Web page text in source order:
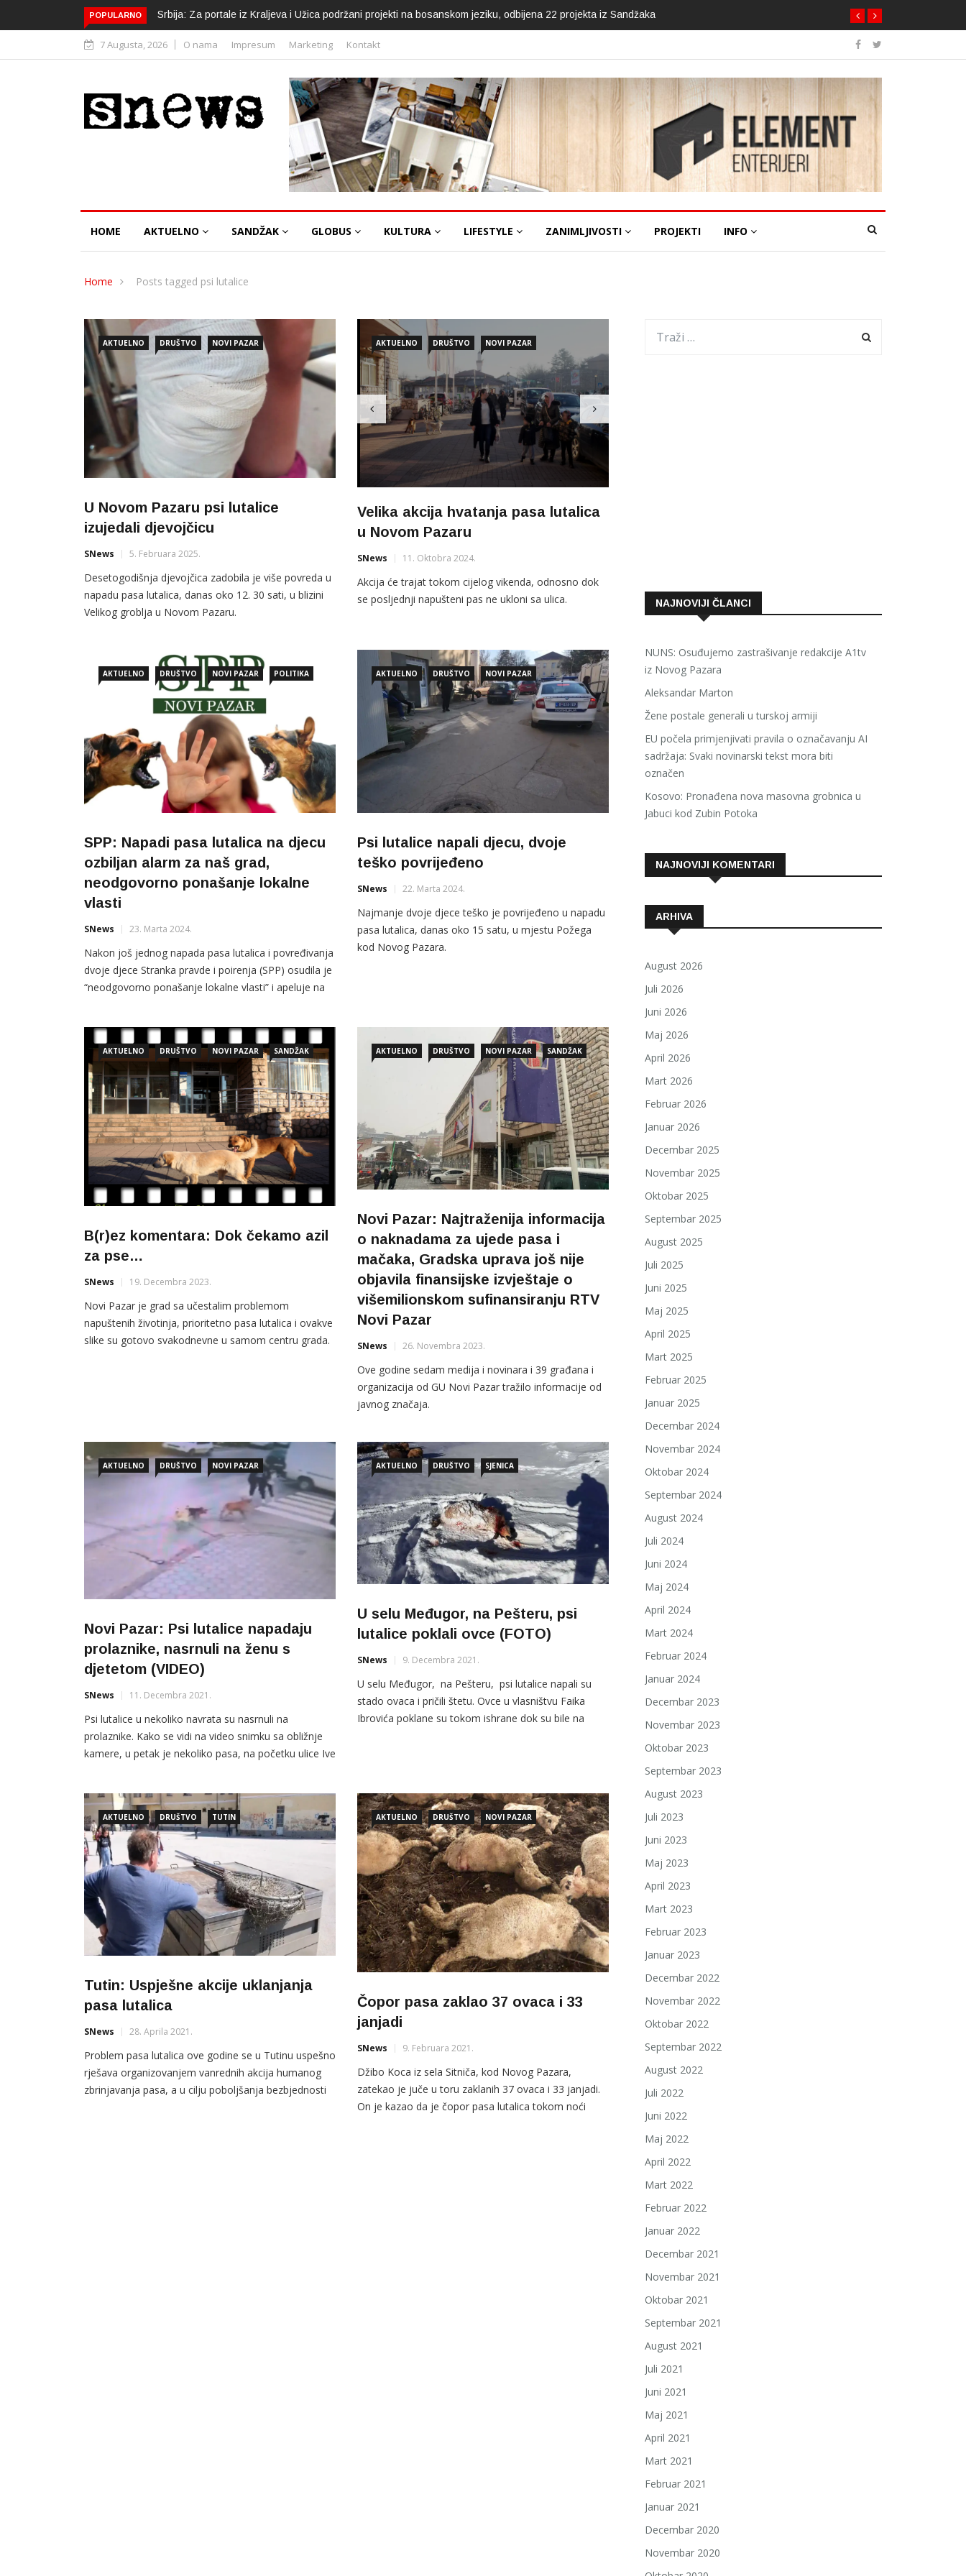
POPULARNO Srbija: Za portale iz Kraljeva i Užica podržani projekti na bosanskom jeziku, odbijena 22 projekta iz Sandžaka
7 Augusta, 2026 O nama Impresum Marketing Kontakt
HOME AKTUELNO SANDŽAK GLOBUS KULTURA LIFESTYLE ZANIMLJIVOSTI PROJEKTI INFO
Home Posts tagged psi lutalice
AKTUELNO DRUŠTVO NOVI PAZAR
U Novom Pazaru psi lutalice
izujedali djevojčicu
SNews 5. Februara 2025.
Desetogodišnja djevojčica zadobila je više povreda u
napadu pasa lutalica, danas oko 12. 30 sati, u blizini
Velikog groblja u Novom Pazaru.
AKTUELNO DRUŠTVO NOVI PAZAR
Velika akcija hvatanja pasa lutalica
u Novom Pazaru
SNews 11. Oktobra 2024.
Akcija će trajat tokom cijelog vikenda, odnosno dok
se posljednji napušteni pas ne ukloni sa ulica.
AKTUELNO DRUŠTVO NOVI PAZAR POLITIKA
SPP: Napadi pasa lutalica na djecu
ozbiljan alarm za naš grad,
neodgovorno ponašanje lokalne
vlasti
SNews 23. Marta 2024.
Nakon još jednog napada pasa lutalica i povređivanja
dvoje djece Stranka pravde i poirenja (SPP) osudila je
“neodgovorno ponašanje lokalne vlasti” i apeluje na
lutalica u gotovo svim naseljima čak i u […]
AKTUELNO DRUŠTVO NOVI PAZAR
Psi lutalice napali djecu, dvoje
teško povrijeđeno
SNews 22. Marta 2024.
Najmanje dvoje djece teško je povrijeđeno u napadu
pasa lutalica, danas oko 15 satu, u mjestu Požega
kod Novog Pazara.
AKTUELNO DRUŠTVO NOVI PAZAR SANDŽAK
B(r)ez komentara: Dok čekamo azil
za pse…
SNews 19. Decembra 2023.
Novi Pazar je grad sa učestalim problemom
napuštenih životinja, prioritetno pasa lutalica i ovakve
slike su gotovo svakodnevne u samom centru grada.
AKTUELNO DRUŠTVO NOVI PAZAR SANDŽAK
Novi Pazar: Najtraženija informacija
o naknadama za ujede pasa i
mačaka, Gradska uprava još nije
objavila finansijske izvještaje o
višemilionskom sufinansiranju RTV
Novi Pazar
SNews 26. Novembra 2023.
Ove godine sedam medija i novinara i 39 građana i
organizacija od GU Novi Pazar tražilo informacije od
javnog značaja.
AKTUELNO DRUŠTVO NOVI PAZAR
Novi Pazar: Psi lutalice napadaju
prolaznike, nasrnuli na ženu s
djetetom (VIDEO)
SNews 11. Decembra 2021.
Psi lutalice u nekoliko navrata su nasrnuli na
prolaznike. Kako se vidi na video snimku sa obližnje
kamere, u petak je nekoliko pasa, na početku ulice Ive
navrata morali da reaguju i zaštite djecu, te pozivaju
nadležne službe […]
AKTUELNO DRUŠTVO SJENICA
U selu Međugor, na Pešteru, psi
lutalice poklali ovce (FOTO)
SNews 9. Decembra 2021.
U selu Međugor, na Pešteru, psi lutalice napali su
stado ovaca i pričili štetu. Ovce u vlasništvu Faika
Ibrovića poklane su tokom ishrane dok su bile na
AKTUELNO DRUŠTVO TUTIN
Tutin: Uspješne akcije uklanjanja
pasa lutalica
SNews 28. Aprila 2021.
Problem pasa lutalica ove godine se u Tutinu uspešno
rješava organizovanjem vanrednih akcija humanog
zbrinjavanja pasa, a u cilju poboljšanja bezbjednosti
AKTUELNO DRUŠTVO NOVI PAZAR
Čopor pasa zaklao 37 ovaca i 33
janjadi
SNews 9. Februara 2021.
Džibo Koca iz sela Sitniča, kod Novog Pazara,
zatekao je juče u toru zaklanih 37 ovaca i 33 janjadi.
On je kazao da je čopor pasa lutalica tokom noći
NAJNOVIJI ČLANCI
NUNS: Osuđujemo zastrašivanje redakcije A1tv
iz Novog Pazara
Aleksandar Marton
Žene postale generali u turskoj armiji
EU počela primjenjivati pravila o označavanju AI
sadržaja: Svaki novinarski tekst mora biti
označen
Kosovo: Pronađena nova masovna grobnica u
Jabuci kod Zubin Potoka
NAJNOVIJI KOMENTARI
ARHIVA
August 2026
Juli 2026
Juni 2026
Maj 2026
April 2026
Mart 2026
Februar 2026
Januar 2026
Decembar 2025
Novembar 2025
Oktobar 2025
Septembar 2025
August 2025
Juli 2025
Juni 2025
Maj 2025
April 2025
Mart 2025
Februar 2025
Januar 2025
Decembar 2024
Novembar 2024
Oktobar 2024
Septembar 2024
August 2024
Juli 2024
Juni 2024
Maj 2024
April 2024
Mart 2024
Februar 2024
Januar 2024
Decembar 2023
Novembar 2023
Oktobar 2023
Septembar 2023
August 2023
Juli 2023
Juni 2023
Maj 2023
April 2023
Mart 2023
Februar 2023
Januar 2023
Decembar 2022
Novembar 2022
Oktobar 2022
Septembar 2022
August 2022
Juli 2022
Juni 2022
Maj 2022
April 2022
Mart 2022
Februar 2022
Januar 2022
Decembar 2021
Novembar 2021
Oktobar 2021
Septembar 2021
August 2021
Juli 2021
Juni 2021
Maj 2021
April 2021
Mart 2021
Februar 2021
Januar 2021
Decembar 2020
Novembar 2020